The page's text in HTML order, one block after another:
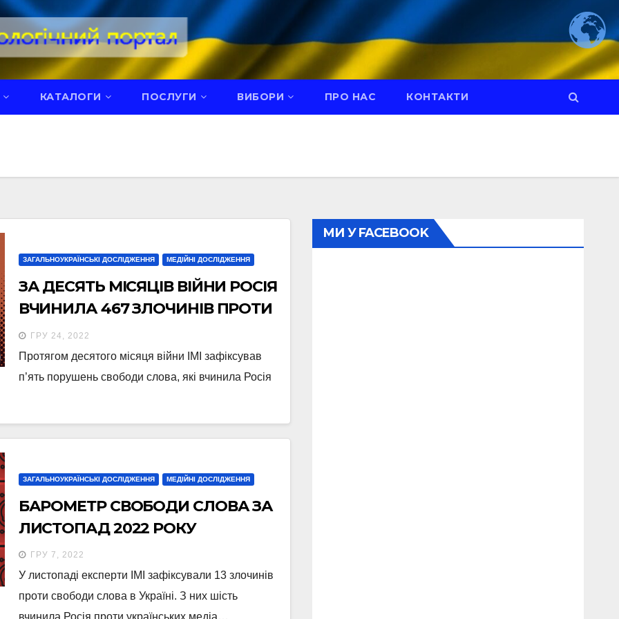
КАТАЛОГИ ПОСЛУГИ ВИБОРИ ПРО НАС КОНТАКТИ
ЗАГАЛЬНОУКРАЇНСЬКІ ДОСЛІДЖЕННЯ МЕДІЙНІ ДОСЛІДЖЕННЯ
ЗА ДЕСЯТЬ МІСЯЦІВ ВІЙНИ РОСІЯ
ВЧИНИЛА 467 ЗЛОЧИНІВ ПРОТИ
ЖУРНАЛІСТІВ ТА МЕДІА В
УКРАЇНІ
ГРУ 24, 2022
Протягом десятого місяця війни ІМІ зафіксував
п’ять порушень свободи слова, які вчинила Росія
ЗАГАЛЬНОУКРАЇНСЬКІ ДОСЛІДЖЕННЯ МЕДІЙНІ ДОСЛІДЖЕННЯ
БАРОМЕТР СВОБОДИ СЛОВА ЗА
ЛИСТОПАД 2022 РОКУ
ГРУ 7, 2022
У листопаді експерти ІМІ зафіксували 13 злочинів
проти свободи слова в Україні. З них шість
вчинила Росія проти українських медіа…
МИ У FACEBOOK